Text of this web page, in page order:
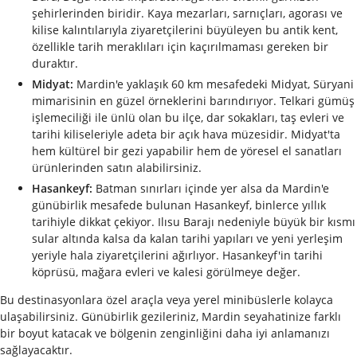
şehirlerinden biridir. Kaya mezarları, sarnıçları, agorası ve
kilise kalıntılarıyla ziyaretçilerini büyüleyen bu antik kent,
özellikle tarih meraklıları için kaçırılmaması gereken bir
duraktır.
Midyat: Mardin'e yaklaşık 60 km mesafedeki Midyat, Süryani
mimarisinin en güzel örneklerini barındırıyor. Telkari gümüş
işlemeciliği ile ünlü olan bu ilçe, dar sokakları, taş evleri ve
tarihi kiliseleriyle adeta bir açık hava müzesidir. Midyat'ta
hem kültürel bir gezi yapabilir hem de yöresel el sanatları
ürünlerinden satın alabilirsiniz.
Hasankeyf: Batman sınırları içinde yer alsa da Mardin'e
günübirlik mesafede bulunan Hasankeyf, binlerce yıllık
tarihiyle dikkat çekiyor. Ilısu Barajı nedeniyle büyük bir kısmı
sular altında kalsa da kalan tarihi yapıları ve yeni yerleşim
yeriyle hala ziyaretçilerini ağırlıyor. Hasankeyf'in tarihi
köprüsü, mağara evleri ve kalesi görülmeye değer.
Bu destinasyonlara özel araçla veya yerel minibüslerle kolayca
ulaşabilirsiniz. Günübirlik gezileriniz, Mardin seyahatinize farklı
bir boyut katacak ve bölgenin zenginliğini daha iyi anlamanızı
sağlayacaktır.